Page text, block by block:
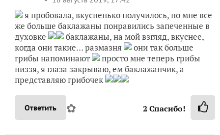
я пробовала, вкусненько получилось, но мне все
же больше баклажаны понравились запеченные в
духовке
баклажаны, на мой взгляд, вкуснее,
когда они такие… размазня
они так больше
грибы напоминают
просто мне теперь грибы
низзя, я глаза закрываю, ем баклажанчик, а
представляю грибочек
Ответить ✿ 2 Спасибо!